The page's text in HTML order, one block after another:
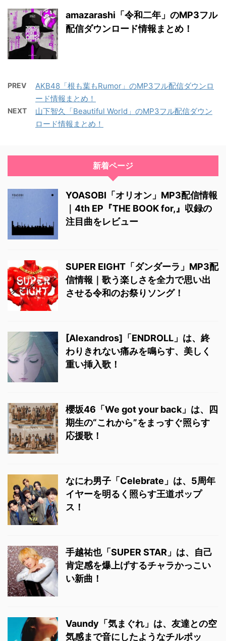
amazarashi「令和二年」のMP3フル
配信ダウンロード情報まとめ！
PREV
AKB48「根も葉もRumor」のMP3フル配信ダウンロ
ード情報まとめ！
NEXT
山下智久「Beautiful World」のMP3フル配信ダウン
ロード情報まとめ！
新着ページ
YOASOBI「オリオン」MP3配信情報
｜4th EP『THE BOOK for,』収録の
注目曲をレビュー
SUPER EIGHT「ダンダーラ」MP3配
信情報｜歌う楽しさを全力で思い出
させる令和のお祭りソング！
[Alexandros]「ENDROLL」は、終
わりきれない痛みを鳴らす、美しく
重い挿入歌！
櫻坂46「We got your back」は、四
期生の“これから”をまっすぐ照らす
応援歌！
なにわ男子「Celebrate」は、5周年
イヤーを明るく照らす王道ポップ
ス！
手越祐也「SUPER STAR」は、自己
肯定感を爆上げするチャラかっこい
い新曲！
Vaundy「気まぐれ」は、友達との空
気感まで音にしたようなチルポッ